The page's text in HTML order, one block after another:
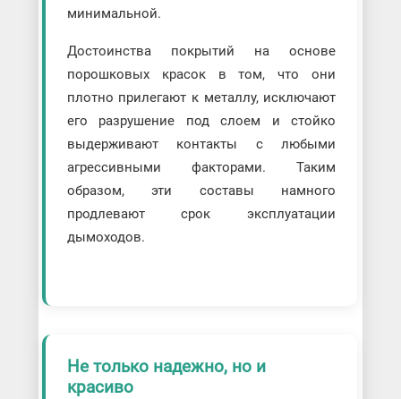
минимальной.
Достоинства покрытий на основе
порошковых красок в том, что они
плотно прилегают к металлу, исключают
его разрушение под слоем и стойко
выдерживают контакты с любыми
агрессивными факторами. Таким
образом, эти составы намного
продлевают срок эксплуатации
дымоходов.
Не только надежно, но и
красиво